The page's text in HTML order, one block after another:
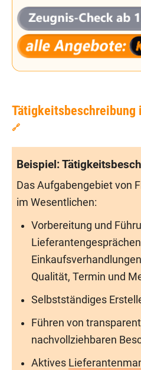
Tätigkeitsbeschreibung
🔗
Beispiel:
Das Aufgabengebiet von
im Wesentlichen:
Vorbereitung und
Qualität, Termin und
Selbstständiges
Führen von
nachvollziehbaren
Aktives